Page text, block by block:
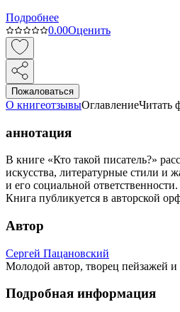
Подробнее
0.00Оценить
Пожаловаться
О книгеотзывыОглавлениеЧитать
аннотация
В книге «Кто такой писатель?»
искусства, литературные стили и
и его социальной ответственности.
Книга публикуется в авторской
Автор
Сергей Пацановский
Молодой автор, творец пейзажей
Подробная информация